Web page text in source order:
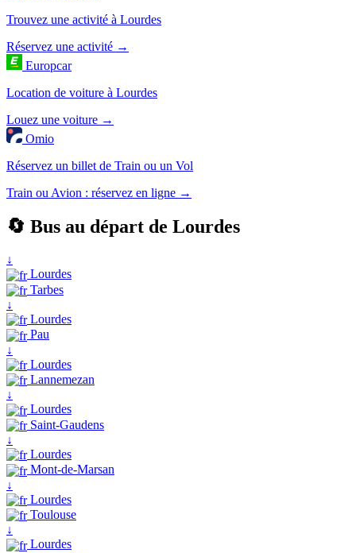
Trouvez une activité à Lourdes
Réservez une activité →
Europcar
Location de voiture à Lourdes
Louez une voiture →
Omio
Réservez un billet de Train ou un Vol
Train ou Avion : réservez en ligne →
🔄 Bus au départ de Lourdes
↓
Lourdes
Tarbes
↓
Lourdes
Pau
↓
Lourdes
Lannemezan
↓
Lourdes
Saint-Gaudens
↓
Lourdes
Mont-de-Marsan
↓
Lourdes
Toulouse
↓
Lourdes